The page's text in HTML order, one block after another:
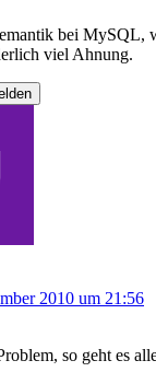
bei MySQL,
viel Ahnung.
2010 um 21:56
so geht es